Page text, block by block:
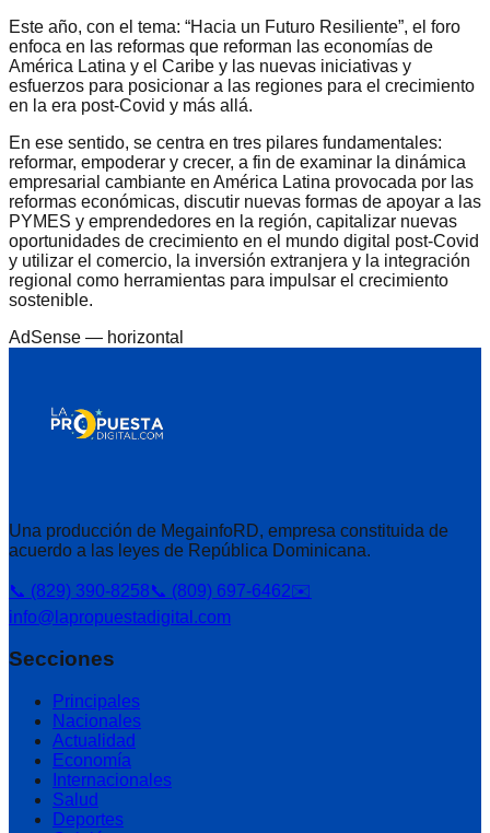
Este año, con el tema: “Hacia un Futuro Resiliente”, el foro
enfoca en las reformas que reforman las economías de
América Latina y el Caribe y las nuevas iniciativas y
esfuerzos para posicionar a las regiones para el crecimiento
en la era post-Covid y más allá.
En ese sentido, se centra en tres pilares fundamentales:
reformar, empoderar y crecer, a fin de examinar la dinámica
empresarial cambiante en América Latina provocada por las
reformas económicas, discutir nuevas formas de apoyar a las
PYMES y emprendedores en la región, capitalizar nuevas
oportunidades de crecimiento en el mundo digital post-Covid
y utilizar el comercio, la inversión extranjera y la integración
regional como herramientas para impulsar el crecimiento
sostenible.
AdSense — horizontal
Una producción de MegainfoRD, empresa constituida de
acuerdo a las leyes de República Dominicana.
📞 (829) 390-8258📞 (809) 697-6462✉️
info@lapropuestadigital.com
Secciones
Principales
Nacionales
Actualidad
Economía
Internacionales
Salud
Deportes